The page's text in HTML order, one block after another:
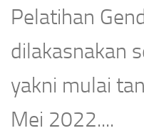
Pelatihan
dilakasnakan
yakni mulai
Mei 2022....